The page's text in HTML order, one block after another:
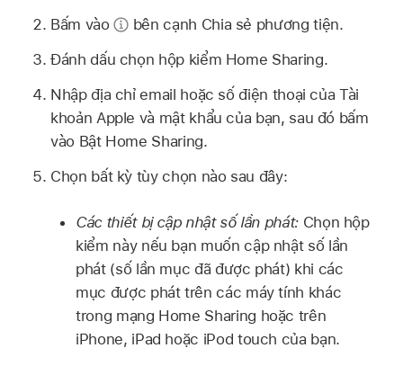
Bấm vào
bên cạnh Chia sẻ phương tiện.
Đánh dấu chọn hộp kiểm Home Sharing.
Nhập địa chỉ email hoặc số điện thoại của Tài
khoản Apple và mật khẩu của bạn, sau đó bấm
vào Bật Home Sharing.
Chọn bất kỳ tùy chọn nào sau đây:
Các thiết bị cập nhật số lần phát:Chọn hộp
kiểm này nếu bạn muốn cập nhật số lần
phát (số lần mục đã được phát) khi các
mục được phát trên các máy tính khác
trong mạng Home Sharing hoặc trên
iPhone, iPad hoặc iPod touch của bạn.